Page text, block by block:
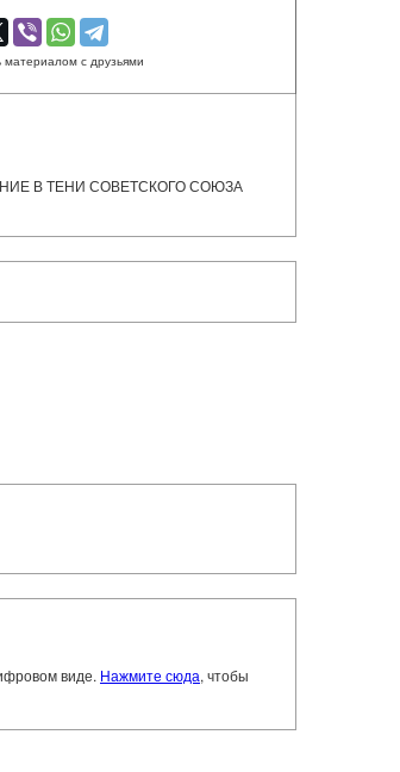
материалом с друзьями
виде. Нажмите сюда, чтобы
В ТЕНИ СОВЕТСКОГО СОЮЗА